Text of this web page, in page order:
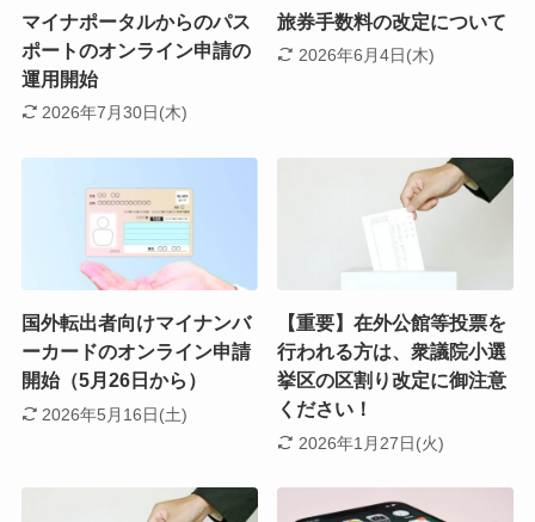
マイナポータルからのパス
ポートのオンライン申請の
運用開始
2026年7月30日(木)
旅券手数料の改定について
2026年6月4日(木)
国外転出者向けマイナンバ
ーカードのオンライン申請
開始（5月26日から）
2026年5月16日(土)
【重要】在外公館等投票を
行われる方は、衆議院小選
挙区の区割り改定に御注意
ください！
2026年1月27日(火)